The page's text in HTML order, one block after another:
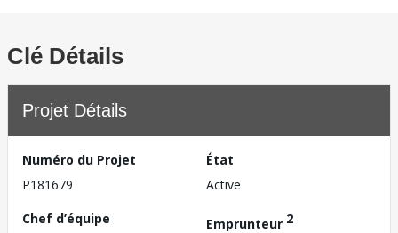
Clé Détails
Projet Détails
Numéro du Projet
P181679
État
Active
Chef d’équipe
Emprunteur 2